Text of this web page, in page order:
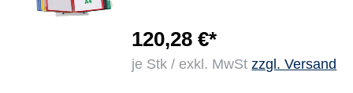
120,28 €*
je Stk / exkl. MwStzzgl. Versand